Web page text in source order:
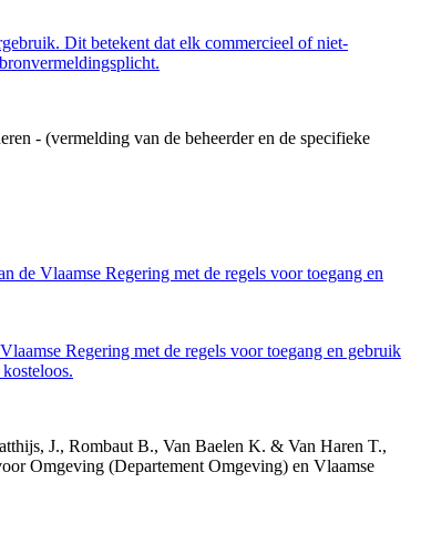
Dit betekent dat elk commercieel of niet-
- (vermelding van de beheerder en de specifieke
de Vlaamse Regering met de regels voor toegang en
Regering met de regels voor toegang en gebruik
J., Rombaut B., Van Baelen K. & Van Haren T.,
Omgeving (Departement Omgeving) en Vlaamse